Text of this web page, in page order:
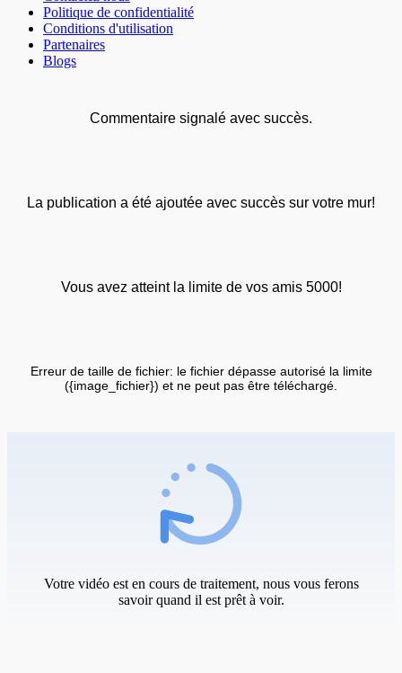
Politique de confidentialité
Conditions d'utilisation
Partenaires
Blogs
Commentaire signalé avec succès.
La publication a été ajoutée avec succès sur votre mur!
Vous avez atteint la limite de vos amis 5000!
Erreur de taille de fichier: le fichier dépasse autorisé la limite
({image_fichier}) et ne peut pas être téléchargé.
Votre vidéo est en cours de traitement, nous vous ferons
savoir quand il est prêt à voir.